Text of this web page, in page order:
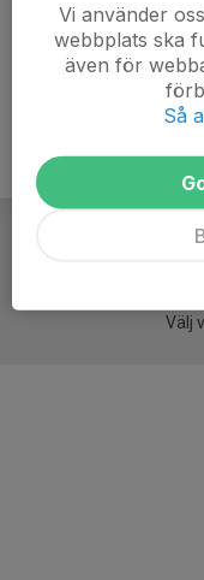
Välj
Vi använder
webbplats ska
även för
Så